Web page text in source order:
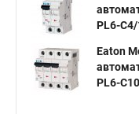
PL6-C4/
Eaton
PL6-